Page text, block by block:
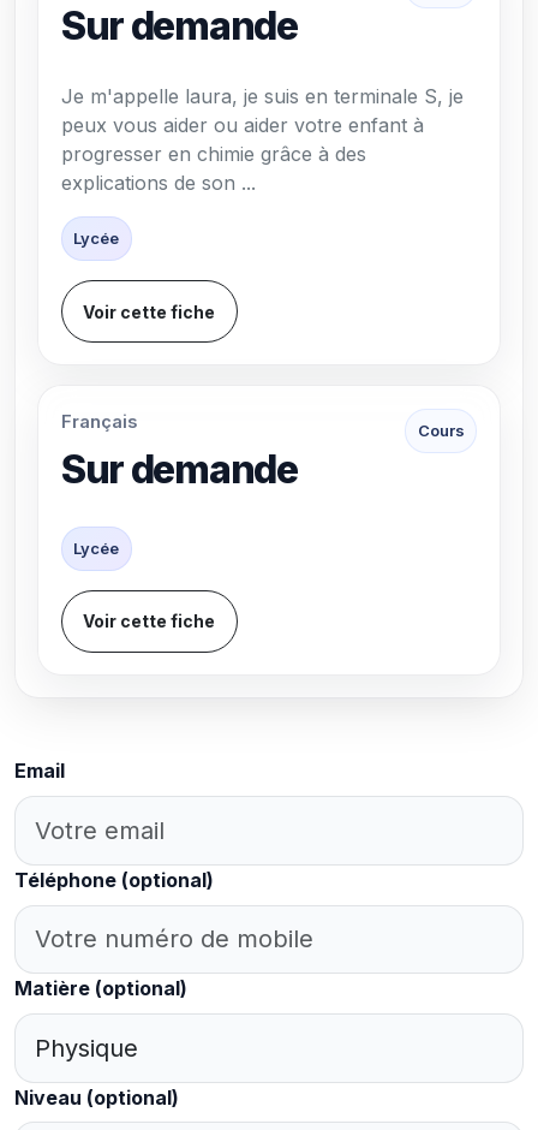
Sur demande
Je m'appelle laura, je suis en terminale S, je
peux vous aider ou aider votre enfant à
progresser en chimie grâce à des
explications de son ...
Lycée
Voir cette fiche
Français
Sur demande
Cours
Lycée
Voir cette fiche
Email
Téléphone (optional)
Matière (optional)
Niveau (optional)